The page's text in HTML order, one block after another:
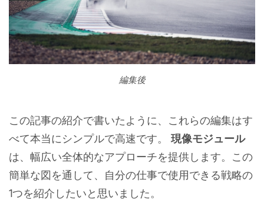
編集後
この記事の紹介で書いたように、これらの編集はす
べて本当にシンプルで高速です。
現像モジュール
は、幅広い全体的なアプローチを提供します。この
簡単な図を通して、自分の仕事で使用できる戦略の
1つを紹介したいと思いました。